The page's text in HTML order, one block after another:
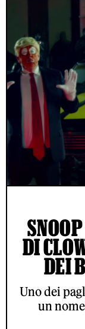
DI
DEI
Uno dei
un